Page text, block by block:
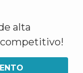
alta
competitivo!